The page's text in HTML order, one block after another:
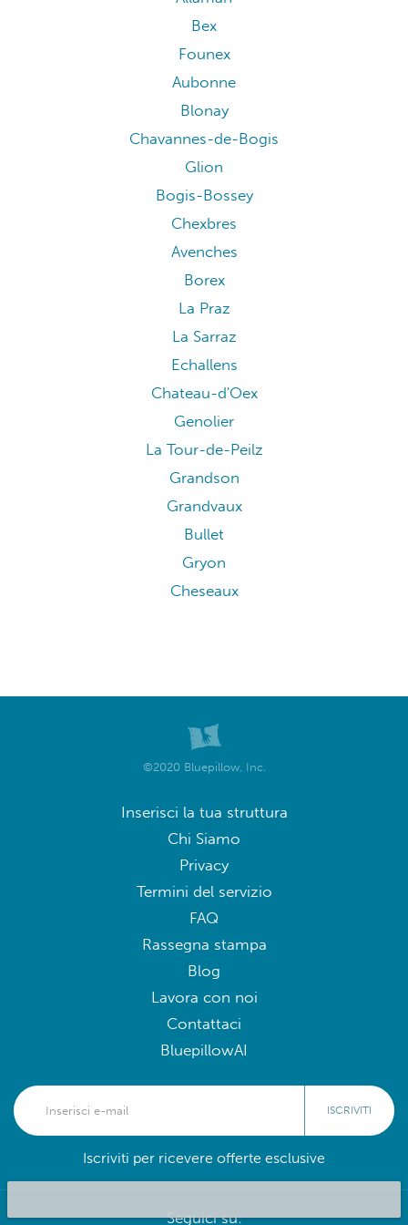
Bex
Founex
Aubonne
Blonay
Chavannes-de-Bogis
Glion
Bogis-Bossey
Chexbres
Avenches
Borex
La Praz
La Sarraz
Echallens
Chateau-d'Oex
Genolier
La Tour-de-Peilz
Grandson
Grandvaux
Bullet
Gryon
Cheseaux
©2020 Bluepillow, Inc.
Inserisci la tua struttura
Chi Siamo
Privacy
Termini del servizio
FAQ
Rassegna stampa
Blog
Lavora con noi
Contattaci
BluepillowAI
ISCRIVITI
Iscriviti per ricevere offerte esclusive
Seguici su: